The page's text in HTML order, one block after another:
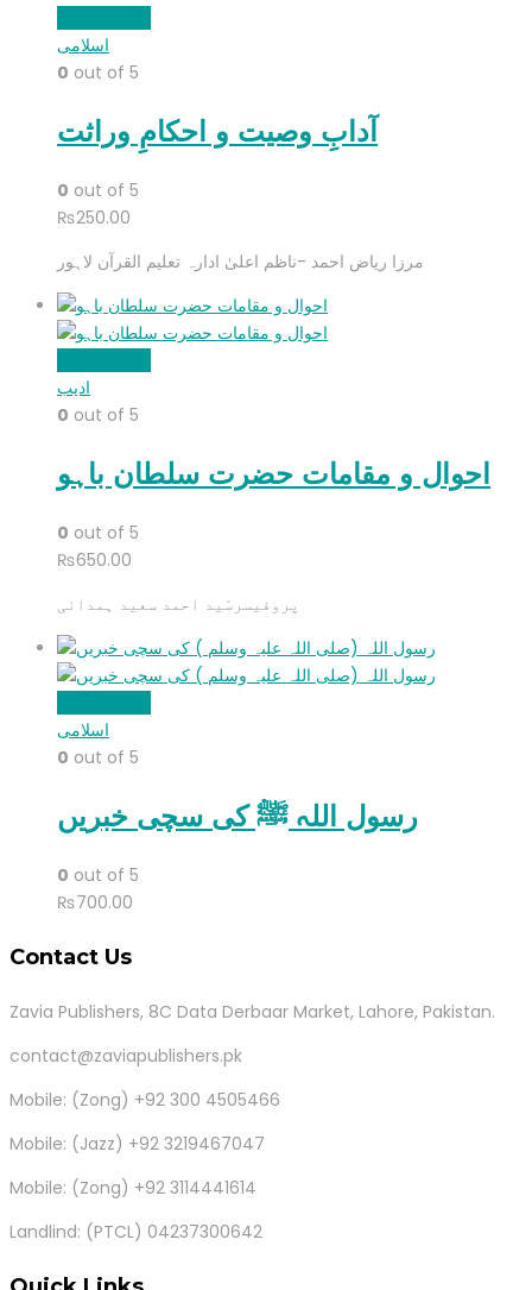
اسلامی
0 out of 5
آدابِ وصیت و احکامِ وراثت
0 out of 5
₨250.00
مرزا ریاض احمد -ناظم اعلیٰ ادارہ تعلیم القرآن لاہور
ادیب
0 out of 5
احوال و مقامات حضرت سلطان باہو
0 out of 5
₨650.00
پروفیسرسّید احمد سعید ہمدانی
اسلامی
0 out of 5
رسول اللہ ﷺ کی سچی خبریں
0 out of 5
₨700.00
Contact Us
Zavia Publishers, 8C Data Derbaar Market, Lahore, Pakistan.
contact@zaviapublishers.pk
Mobile: (Zong) +92 300 4505466
Mobile: (Jazz) +92 3219467047
Mobile: (Zong) +92 3114441614
Landlind: (PTCL) 04237300642